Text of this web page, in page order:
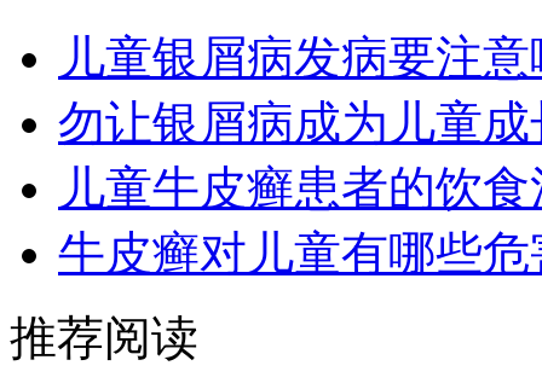
儿童银屑病发病要注
勿让银屑病成为儿童
儿童牛皮癣患者的饮
牛皮癣对儿童有哪些危
推荐阅读